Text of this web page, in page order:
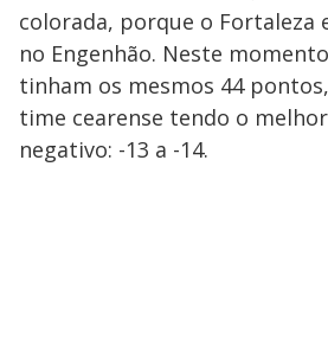
colorada, porque o Fortaleza
no Engenhão. Neste
tinham os mesmos 44
time cearense tendo o
negativo: -13 a -14.